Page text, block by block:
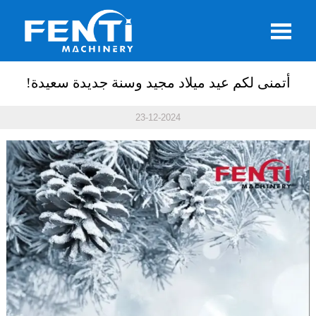

أتمنى لكم عيد ميلاد مجيد وسنة جديدة سعيدة!
23-12-2024